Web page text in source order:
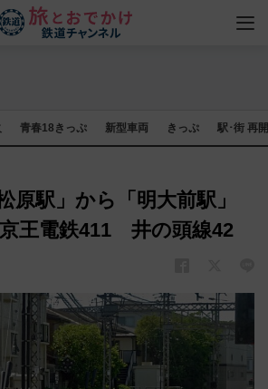
青春18きっぷ 新型車両 きっぷ 駅･街 再
原駅」から「明大前駅」
京王電鉄411 井の頭線42